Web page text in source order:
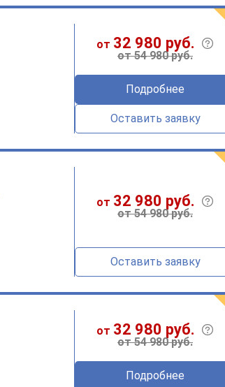
от 32 980 руб.
от 54 980 руб.
Подробнее
Оставить заявку
от 32 980 руб.
от 54 980 руб.
Оставить заявку
от 32 980 руб.
от 54 980 руб.
Подробнее